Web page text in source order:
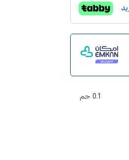
0.1 جم